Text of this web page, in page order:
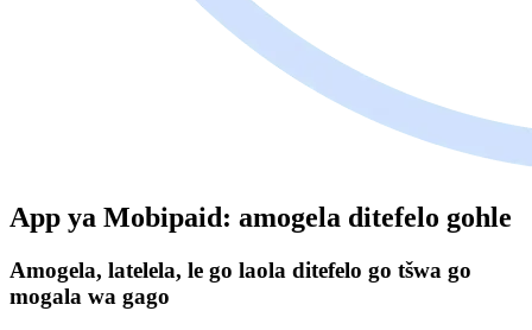
App ya Mobipaid: amogela ditefelo gohle
Amogela, latelela, le go laola ditefelo go tšwa go
mogala wa gago